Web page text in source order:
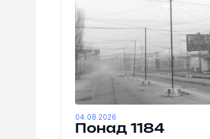
Понад 1184
04.08.2026